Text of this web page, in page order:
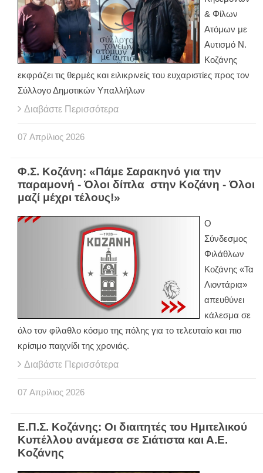
& Φίλων
Ατόμων με
Αυτισμό Ν.
Κοζάνης
εκφράζει τις θερμές και ειλικρινείς του ευχαριστίες προς τον
Σύλλογο Δημοτικών Υπαλλήλων
Διαβάστε Περισσότερα
07 Απρίλιος 2026
Φ.Σ. Κοζάνη: «Πάμε Σαρακηνό για την
παραμονή - Όλοι δίπλα στην Κοζάνη - Όλοι
μαζί μέχρι τέλους!»
Ο
Σύνδεσμος
Φιλάθλων
Κοζάνης «Τα
Λιοντάρια»
απευθύνει
κάλεσμα σε
όλο τον φίλαθλο κόσμο της πόλης για το τελευταίο και πιο
κρίσιμο παιχνίδι της χρονιάς.
Διαβάστε Περισσότερα
07 Απρίλιος 2026
Ε.Π.Σ. Κοζάνης: Οι διαιτητές του Ημιτελικού
Κυπέλλου ανάμεσα σε Σιάτιστα και Α.Ε.
Κοζάνης